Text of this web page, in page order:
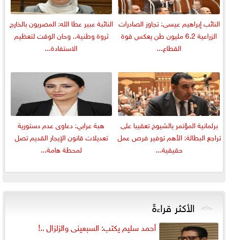
النائب إبراهيم عيسى: تجاوز الصادرات
الزراعية 6.2 مليون طن يعكس قوة
القطاع...
النائبة عبير عطا الله: المصريون بالخارج
ثروة وطنية.. وحان الوقت لتعظيم
الاستفادة...
برلمانية المؤتمر بالشيوخ تعقيبا على
تراجع البطالة: الأهم توفير فرص عمل
حقيقية...
هبة عرابي: دعاوى عدم دستورية
تعديلات قانون الإيجار القديم تصل
لمحطة هامة...
الأكثر قراءةً
أحمد سليم يكتب: السبعينى والزلزال ..!